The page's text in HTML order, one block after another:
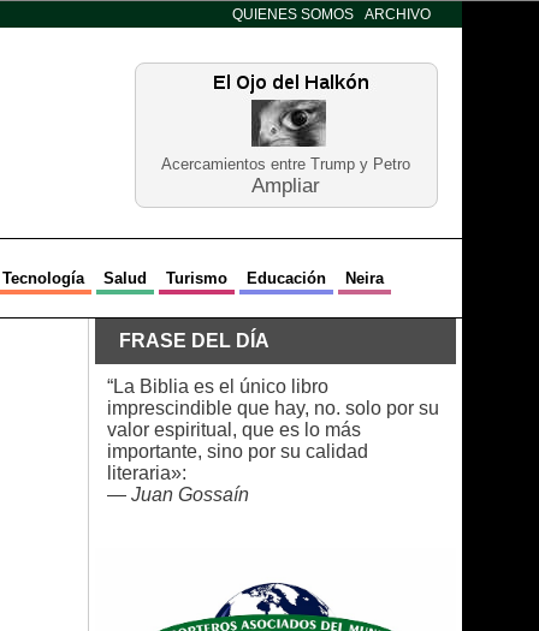
QUIENES SOMOS ARCHIVO
Acercamientos entre Trump y Petro
Ampliar
Tecnología Salud Turismo Educación Neira
FRASE DEL DÍA
“La Biblia es el único libro
imprescindible que hay, no. solo por su
valor espiritual, que es lo más
importante, sino por su calidad
literaria»:
— Juan Gossaín